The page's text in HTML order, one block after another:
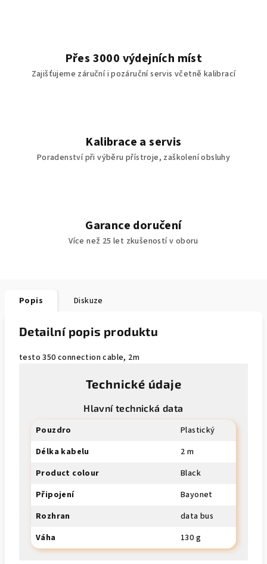
Přes 3000 výdejních míst
Zajišťujeme záruční i pozáruční servis včetně kalibrací
Kalibrace a servis
Poradenství při výběru přístroje, zaškolení obsluhy
Garance doručení
Více než 25 let zkušeností v oboru
Popis Diskuze
Detailní popis produktu
testo 350 connection cable, 2m
Technické údaje
Hlavní technická data
Pouzdro
Plastický
Délka kabelu
2 m
Product colour
Black
Připojení
Bayonet
Rozhran
data bus
Váha
130 g